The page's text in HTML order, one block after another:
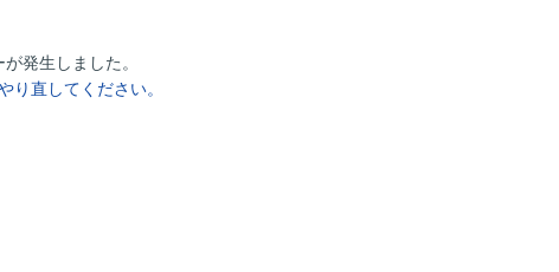
発生しました。
り直してください。